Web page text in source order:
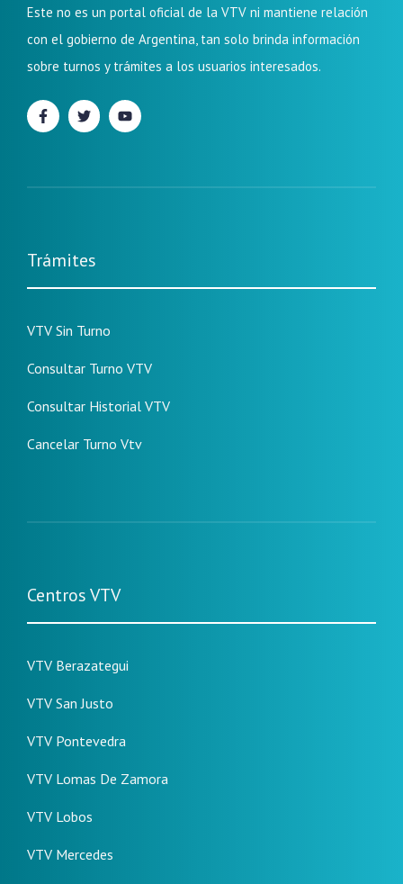
Este no es un portal oficial de la VTV ni mantiene relación
con el gobierno de Argentina, tan solo brinda información
sobre turnos y trámites a los usuarios interesados.
Trámites
VTV Sin Turno
Consultar Turno VTV
Consultar Historial VTV
Cancelar Turno Vtv
Centros VTV
VTV Berazategui
VTV San Justo
VTV Pontevedra
VTV Lomas De Zamora
VTV Lobos
VTV Mercedes